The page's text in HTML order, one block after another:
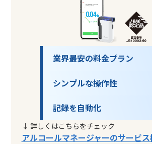
業界最安の料金プラン
シンプルな操作性
記録を自動化
↓ 詳しくはこちらをチェック
アルコールマネージャーのサービ